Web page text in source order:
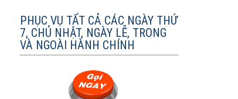
PHỤC VỤ TẤT CẢ CÁC NGÀY THỨ
7, CHỦ NHẬT, NGÀY LỄ, TRONG
VÀ NGOÀI HÀNH CHÍNH